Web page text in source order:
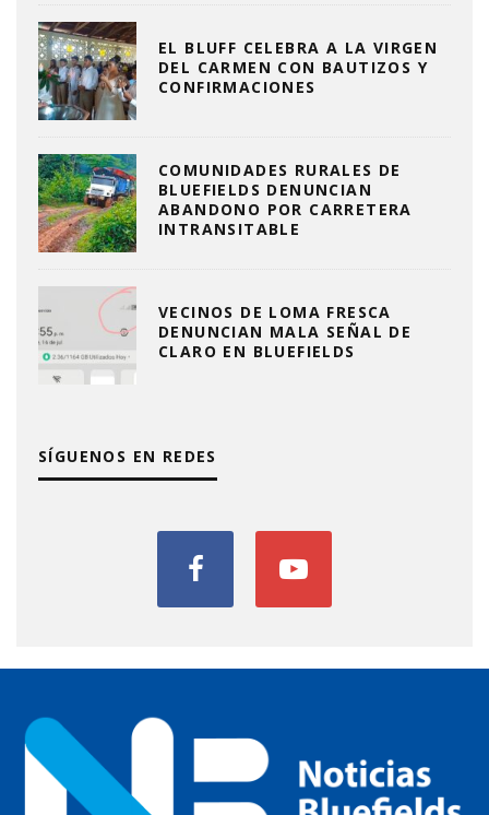
EL BLUFF CELEBRA A LA VIRGEN
DEL CARMEN CON BAUTIZOS Y
CONFIRMACIONES
COMUNIDADES RURALES DE
BLUEFIELDS DENUNCIAN
ABANDONO POR CARRETERA
INTRANSITABLE
VECINOS DE LOMA FRESCA
DENUNCIAN MALA SEÑAL DE
CLARO EN BLUEFIELDS
SÍGUENOS EN REDES